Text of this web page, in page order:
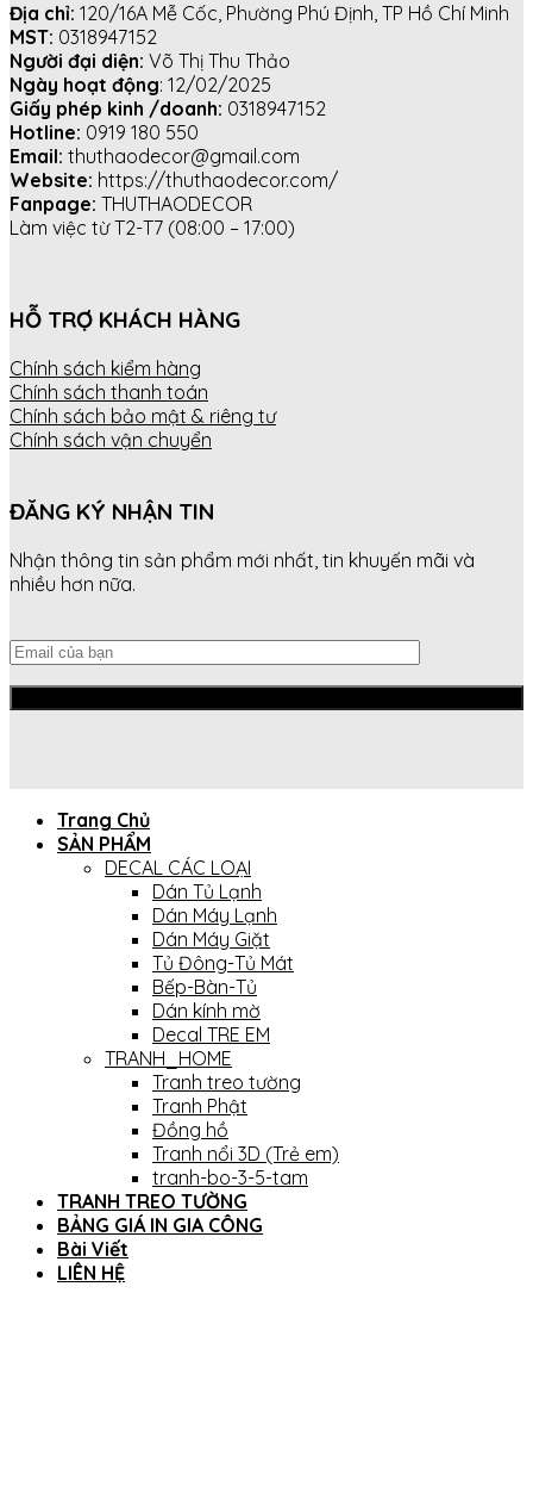
Địa chỉ: 120/16A Mễ Cốc, Phường Phú Định, TP Hồ Chí Minh
MST: 0318947152
Người đại diện: Võ Thị Thu Thảo
Ngày hoạt động: 12/02/2025
Giấy phép kinh /doanh: 0318947152
Hotline: 0919 180 550
Email: thuthaodecor@gmail.com
Website: https://thuthaodecor.com/
Fanpage: THUTHAODECOR
Làm việc từ T2-T7 (08:00 – 17:00)
HỖ TRỢ KHÁCH HÀNG
Chính sách kiểm hàng
Chính sách thanh toán
Chính sách bảo mật & riêng tư
Chính sách vận chuyển
ĐĂNG KÝ NHẬN TIN
Nhận thông tin sản phẩm mới nhất, tin khuyến mãi và
nhiều hơn nữa.
Trang Chủ
SẢN PHẨM
DECAL CÁC LOẠI
Dán Tủ Lạnh
Dán Máy Lạnh
Dán Máy Giặt
Tủ Đông-Tủ Mát
Bếp-Bàn-Tủ
Dán kính mờ
Decal TRE EM
TRANH_HOME
Tranh treo tường
Tranh Phật
Đồng hồ
Tranh nổi 3D (Trẻ em)
tranh-bo-3-5-tam
TRANH TREO TƯỜNG
BẢNG GIÁ IN GIA CÔNG
Bài Viết
LIÊN HỆ